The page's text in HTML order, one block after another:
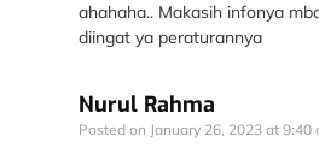
ahahaha.. Makasih infonya
diingat ya peraturannya
Nurul Rahma
Posted on January 26, 2023 at 9:40